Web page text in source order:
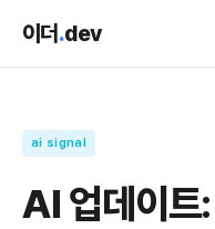
이더 .dev
ai signal
AI 업데이트